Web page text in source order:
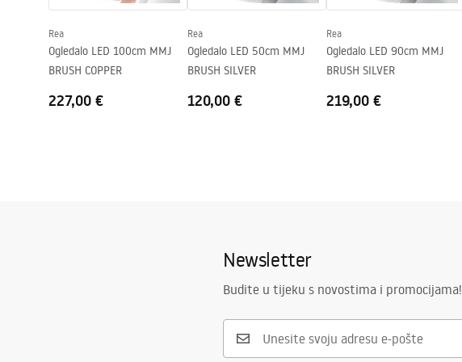
vlast
12W
Jamstvo
24 mjeseca
Rea
Ogledalo LED 100cm MMJ
BRUSH COPPER
227,00 €
Rea
Ogledalo LED 50cm MMJ
BRUSH SILVER
120,00 €
Rea
Ogledalo LED 90cm MMJ
BRUSH SILVER
219,00 €
Newsletter
Budite u tijeku s novostima i promocijama!